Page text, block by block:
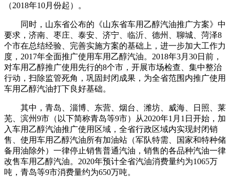
（2018年10月份起）。
同时，山东省公布的《山东省车用乙醇汽油推广方案》中
要求，济南、枣庄、泰安、济宁、临沂、德州、聊城、菏泽8
个市在总结经验、完善实施方案的基础上，进一步加大工作力
度，2017年全面推广使用车用乙醇汽油。2018年3月30日前，
对车用乙醇推广使用先行的8个市，开展市场检查、集中整治
行动，扫除监管死角，巩固封闭成果，为全省范围内推广使用
车用乙醇汽油打下良好基础。
其中，青岛、淄博、东营、烟台、潍坊、威海、日照、莱
芜、滨州9市（以下简称青岛等9市）从2020年1月1日开始，加
入车用乙醇汽油推广使用区域，全省行政区域内实现封闭销
售、使用车用乙醇汽油所有加油站（军队特需、国家和特种储
备用油除外）一律停止销售普通汽油，销售的各品种汽油一律
改售车用乙醇汽油。2020年预计全省汽油消费量约为1065万
吨，青岛等9市消费量约为650万吨。